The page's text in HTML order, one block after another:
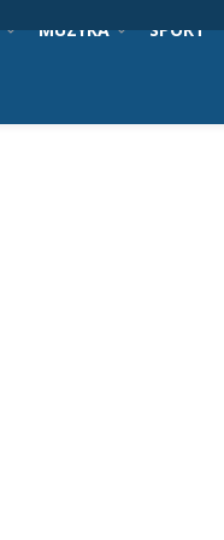
MUZYKA SPORT